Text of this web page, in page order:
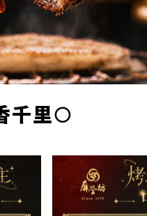
千里🌕